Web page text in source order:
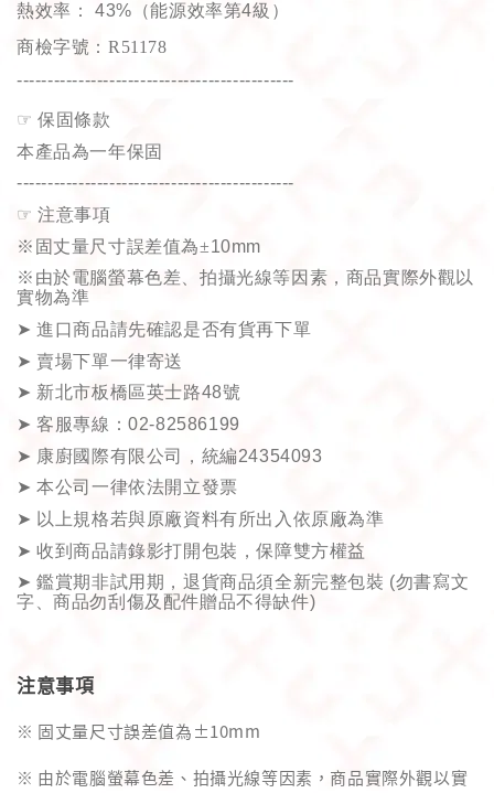
熱效率： 43% （能源效率第4級）
商檢字號：R51178
---------------------------------------------
☞ 保固條款
本產品為一年保固
---------------------------------------------
☞ 注意事項
※固丈量尺寸誤差值為±10mm
※由於電腦螢幕色差、拍攝光線等因素，商品實際外觀以
實物為準
➤ 進口商品請先確認是否有貨再下單
➤ 賣場下單一律寄送
➤ 新北市板橋區英士路48號
➤ 客服專線：02-82586199
➤ 康廚國際有限公司，統編24354093
➤ 本公司一律依法開立發票
➤ 以上規格若與原廠資料有所出入依原廠為準
➤ 收到商品請錄影打開包裝，保障雙方權益
➤ 鑑賞期非試用期，退貨商品須全新完整包裝 (勿書寫文
字、商品勿刮傷及配件贈品不得缺件)
注意事項
※ 固丈量尺寸誤差值為±10mm
※ 由於電腦螢幕色差、拍攝光線等因素，商品實際外觀以實